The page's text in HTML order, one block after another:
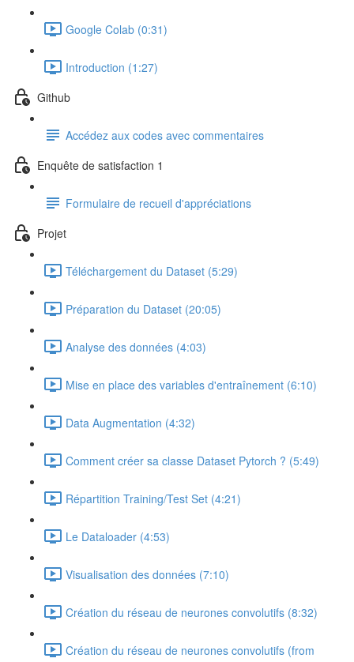
Google Colab (0:31)
Introduction (1:27)
Github
Accédez aux codes avec commentaires
Enquête de satisfaction 1
Formulaire de recueil d'appréciations
Projet
Téléchargement du Dataset (5:29)
Préparation du Dataset (20:05)
Analyse des données (4:03)
Mise en place des variables d'entraînement (6:10)
Data Augmentation (4:32)
Comment créer sa classe Dataset Pytorch ? (5:49)
Répartition Training/Test Set (4:21)
Le Dataloader (4:53)
Visualisation des données (7:10)
Création du réseau de neurones convolutifs (8:32)
Création du réseau de neurones convolutifs (from